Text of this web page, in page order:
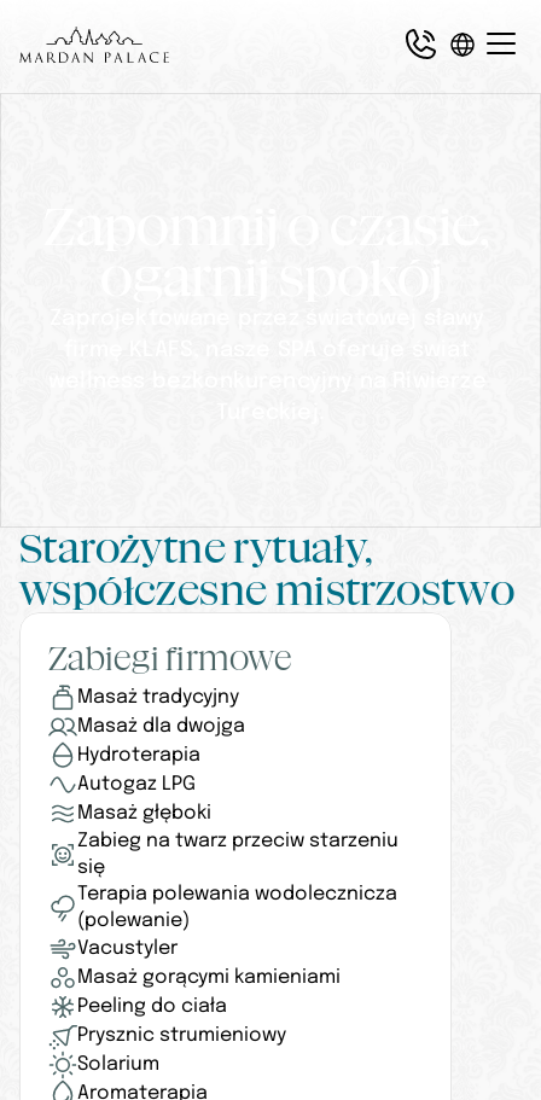
Starożytne rytuały,
współczesne mistrzostwo
Zabiegi firmowe
Masaż tradycyjny
Masaż dla dwojga
Hydroterapia
Autogaz LPG
Masaż głęboki
Zabieg na twarz przeciw starzeniu
się
Terapia polewania wodolecznicza
(polewanie)
Vacustyler
Masaż gorącymi kamieniami
Peeling do ciała
Prysznic strumieniowy
Solarium
Aromaterapia